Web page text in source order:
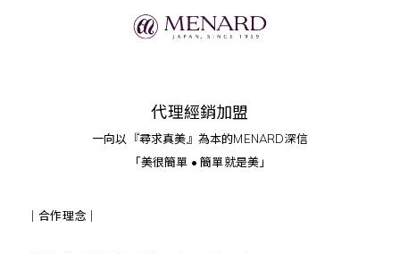
代理經銷加盟
一向以『尋求真美』為本的MENARD深信
「美很簡單 • 簡單就是美」
｜合作理念｜